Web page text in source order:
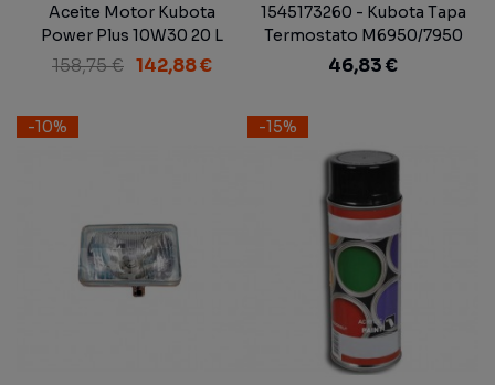
Aceite Motor Kubota
Power Plus 10W30 20 L
158,75 € 142,88 €
1545173260 - Kubota Tapa
Termostato M6950/7950
M1-80, M1-90, M1-100, M1-
110
46,83 €
-10% -15%